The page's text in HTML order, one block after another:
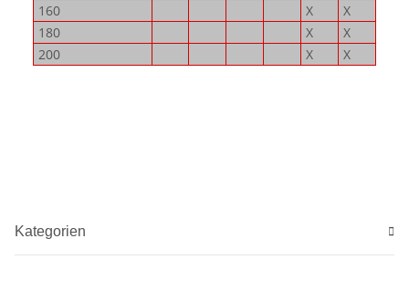
160
X
X
180
X
X
200
X X
Kategorien